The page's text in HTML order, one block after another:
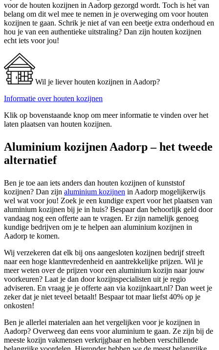
voor de houten kozijnen in Aadorp gezorgd wordt. Toch is het van
belang om dit wel mee te nemen in je overweging om voor houten
kozijnen te gaan. Schrik je niet af van een beetje extra onderhoud en
hou je van een authentieke uitstraling? Dan zijn houten kozijnen
echt iets voor jou!
Wil je liever houten kozijnen in Aadorp?
Informatie over houten kozijnen
Klik op bovenstaande knop om meer informatie te vinden over het
laten plaatsen van houten kozijnen.
Aluminium kozijnen Aadorp – het tweede
alternatief
Ben je toe aan iets anders dan houten kozijnen of kunststof
kozijnen? Dan zijn aluminium kozijnen in Aadorp mogelijkerwijs
wel wat voor jou! Zoek je een kundige expert voor het plaatsen van
aluminium kozijnen bij je in huis? Bespaar dan behoorlijk geld door
vandaag nog een offerte aan te vragen. Er zijn namelijk genoeg
kundige bedrijven om je te helpen aan aluminium kozijnen in
Aadorp te komen.
Wij verzekeren dat elk bij ons aangesloten kozijnen bedrijf streeft
naar een hoge klanttevredenheid en aantrekkelijke prijzen. Wil je
meer weten over de prijzen voor een aluminium kozijn naar jouw
voorkeuren? Laat je dan door kozijnspecialisten uit je regio
adviseren. En vraag je je offerte aan via kozijnkaart.nl? Dan weet je
zeker dat je niet teveel betaalt! Bespaar tot maar liefst 40% op je
onkosten!
Ben je allerlei materialen aan het vergelijken voor je kozijnen in
Aadorp? Overweeg dan eens voor aluminium te gaan. Ze zijn bij de
meeste kozijn vakmensen verkrijgbaar en hebben verschillende